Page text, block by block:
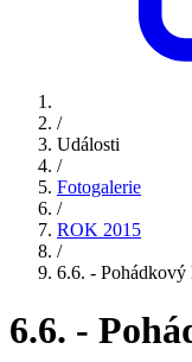
/
Události
/
Fotogalerie
/
ROK 2015
/
6.6. - Pohádkový
6.6. -